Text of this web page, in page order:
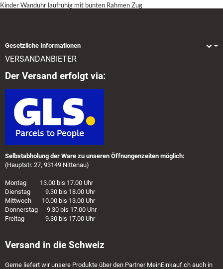
Kinder Wanduhr laufruhig mit bunten Rahmen Zug
Gesetzliche Informationen
VERSANDANBIETER
Der Versand erfolgt via:
Selbstabholung der Ware zu unseren Öffnungenzeiten möglich:
(Hauptstr. 27, 93149 Nittenau)
Montag 13.00 bis 17.00 Uhr
Dienstag 9.30 bis 18.00 Uhr
Mittwoch 10.00 bis 13.00 Uhr
Donnerstag 9.30 bis 17.00 Uhr
Freitag 9.30 bis 17.00 Uhr
Versand in die Schweiz
Gerne liefert wir unsere Produkte über den Partner MeinEinkauf.ch auch in